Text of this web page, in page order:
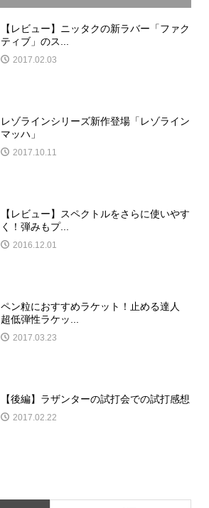
【レビュー】ニッタクの新ラバー「ファク
ティブ」のス...
2017.02.03
レゾラインシリーズ新作登場「レゾライン
マッハ」
2017.10.11
【レビュー】スペクトルをさらに使いやす
く！弾みもプ...
2016.12.01
ペン粒におすすめラケット！止める達人
超低弾性ラケッ...
2017.03.23
【後編】ラザンターの試打会での試打感想
2017.02.22